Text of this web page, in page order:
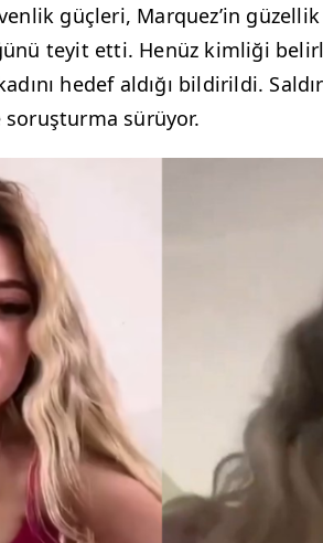
güçleri, Marquez’in
teyit etti. Henüz kimliği
hedef aldığı bildirildi.
sürüyor.